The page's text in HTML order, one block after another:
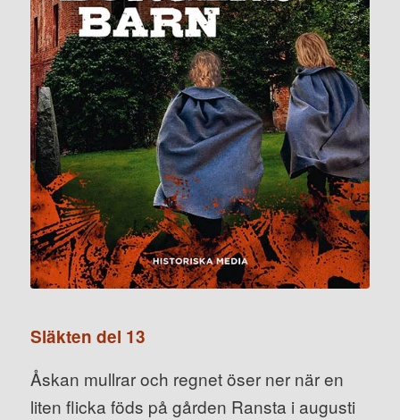
Del tolv
Släkten del 13
Åskan mullrar och regnet öser ner när en
liten flicka föds på gården Ransta i augusti